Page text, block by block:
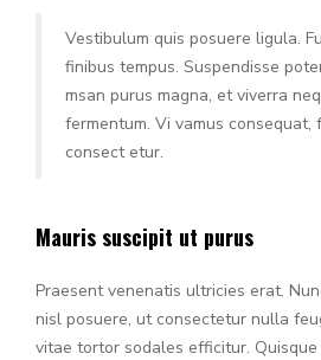
Vestibulum quis posuere ligula.
finibus tempus. Suspendisse
msan purus magna, et viverra
fermentum. Vi vamus consequat,
consect etur.
Mauris suscipit ut purus
Praesent venenatis ultricies erat.
nisl posuere, ut consectetur nulla
vitae tortor sodales efficitur. Quisque